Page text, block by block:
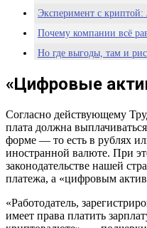
Эксперимент с
Почему компании всё
Но где выгоды, там и
Цифровой рубль vs
Подводя итоги
«Цифровые
Согласно действующему
плата должна
форме — то есть в рублях
иностранной валюте. При
законодательстве нашей
платежа, а «цифровым
«Работодатель,
имеет права платить